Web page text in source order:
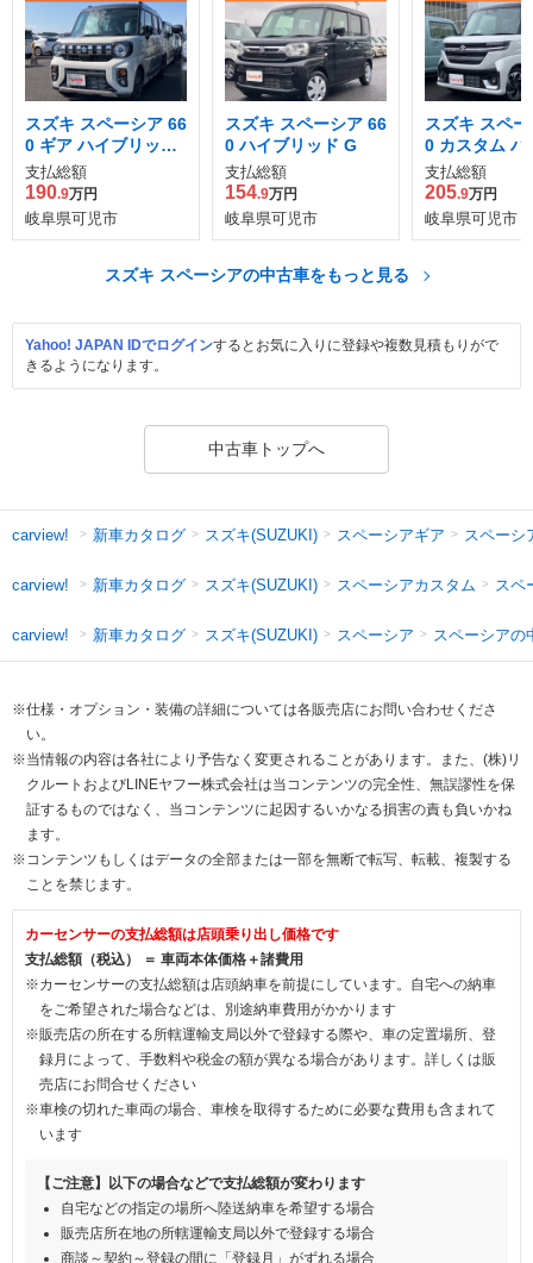
スズキ スペーシア 66
0 ギア ハイブリッド
XZ
支払総額
190.9万円
岐阜県可児市
スズキ スペーシア 66
0 ハイブリッド G
支払総額
154.9万円
岐阜県可児市
スズキ スペ
0 カスタム ハ
ッド XSターボ
支払総額
205.9万円
岐阜県可児市
スズキ スペーシアの中古車をもっと見る
Yahoo! JAPAN IDでログインするとお気に入りに登録や複数見積もりがで
きるようになります。
中古車トップへ
carview! 新車カタログ スズキ(SUZUKI) スペーシアギア スペーシ
carview! 新車カタログ スズキ(SUZUKI) スペーシアカスタム スペ
carview! 新車カタログ スズキ(SUZUKI) スペーシア スペーシアの
※仕様・オプション・装備の詳細については各販売店にお問い合わせくださ
い。
※当情報の内容は各社により予告なく変更されることがあります。また、(株)リ
クルートおよびLINEヤフー株式会社は当コンテンツの完全性、無誤謬性を保
証するものではなく、当コンテンツに起因するいかなる損害の責も負いかね
ます。
※コンテンツもしくはデータの全部または一部を無断で転写、転載、複製する
ことを禁じます。
カーセンサーの支払総額は店頭乗り出し価格です
支払総額（税込） ＝ 車両本体価格＋諸費用
※カーセンサーの支払総額は店頭納車を前提にしています。自宅への納車
をご希望された場合などは、別途納車費用がかかります
※販売店の所在する所轄運輸支局以外で登録する際や、車の定置場所、登
録月によって、手数料や税金の額が異なる場合があります。詳しくは販
売店にお問合せください
※車検の切れた車両の場合、車検を取得するために必要な費用も含まれて
います
【ご注意】以下の場合などで支払総額が変わります
自宅などの指定の場所へ陸送納車を希望する場合
販売店所在地の所轄運輸支局以外で登録する場合
商談～契約～登録の間に「登録月」がずれる場合